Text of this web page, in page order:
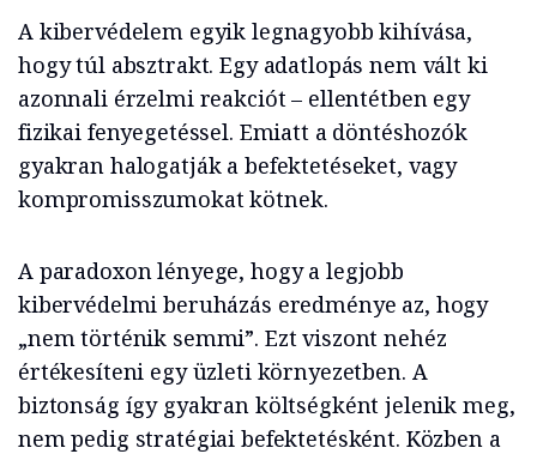
A kibervédelem egyik legnagyobb kihívása,
hogy túl absztrakt. Egy adatlopás nem vált ki
azonnali érzelmi reakciót – ellentétben egy
fizikai fenyegetéssel. Emiatt a döntéshozók
gyakran halogatják a befektetéseket, vagy
kompromisszumokat kötnek.
A paradoxon lényege, hogy a legjobb
kibervédelmi beruházás eredménye az, hogy
„nem történik semmi”. Ezt viszont nehéz
értékesíteni egy üzleti környezetben. A
biztonság így gyakran költségként jelenik meg,
nem pedig stratégiai befektetésként. Közben a